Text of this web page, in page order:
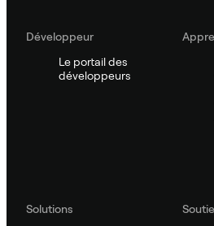
Développeur
Le portail des
développeurs
Solutions